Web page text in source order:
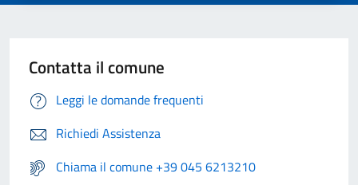
Contatta il comune
Leggi le domande frequenti
Richiedi Assistenza
Chiama il comune +39 045 6213210